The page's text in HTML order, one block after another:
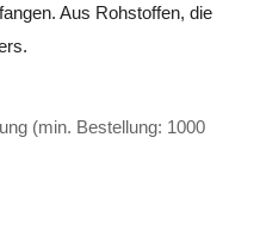
Aus Rohstoffen, die
(min. Bestellung: 1000